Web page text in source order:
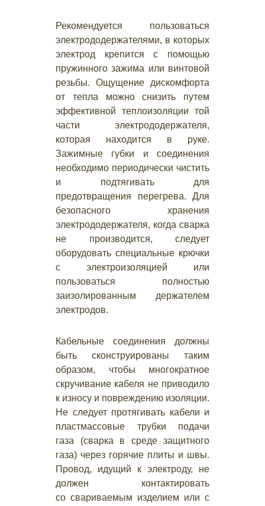
Рекомендуется пользоваться
электрододержателями, в которых
электрод крепится с помощью
пружинного зажима или винтовой
резьбы. Ощущение дискомфорта
от тепла можно снизить путем
эффективной теплоизоляции той
части электрододержателя,
которая находится в руке.
Зажимные губки и соединения
необходимо периодически чистить
и подтягивать для
предотвращения перегрева. Для
безопасного хранения
электрододержателя, когда сварка
не производится, следует
оборудовать специальные крючки
с электроизоляцией или
пользоваться полностью
заизолированным держателем
электродов.
Кабельные соединения должны
быть сконструированы таким
образом, чтобы многократное
скручивание кабеля не приводило
к износу и повреждению изоляции.
Не следует протягивать кабели и
пластмассовые трубки подачи
газа (сварка в среде защитного
газа) через горячие плиты и швы.
Провод, идущий к электроду, не
должен контактировать
со свариваемым изделием или с